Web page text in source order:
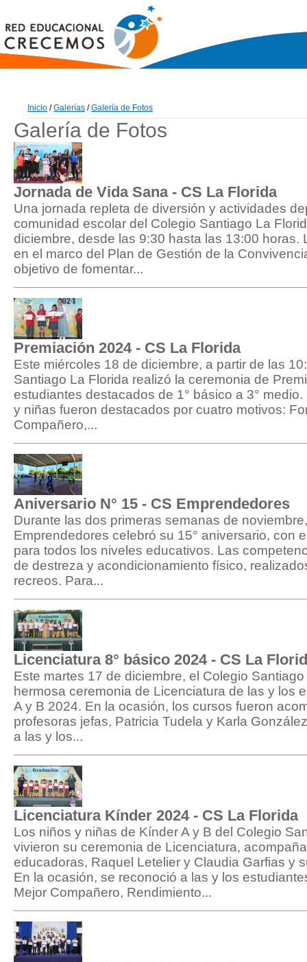
Inicio /Galerías /Galería de Fotos
Galería de Fotos
Jornada de Vida Sana - CS La Florida
Una jornada repleta de diversión y actividades
comunidad escolar del Colegio Santiago La
diciembre, desde las 9:30 hasta las 13:00 horas.
en el marco del Plan de Gestión de la
objetivo de fomentar...
Premiación 2024 - CS La Florida
Este miércoles 18 de diciembre, a partir de las
Santiago La Florida realizó la ceremonia de
estudiantes destacados de 1° básico a 3°
y niñas fueron destacados por cuatro motivos:
Compañero,...
Aniversario N° 15 - CS Emprendedores
Durante las dos primeras semanas de
Emprendedores celebró su 15° aniversario, con
para todos los niveles educativos. Las
de destreza y acondicionamiento físico,
recreos. Para...
Licenciatura 8° básico 2024 - CS La
Este martes 17 de diciembre, el Colegio
hermosa ceremonia de Licenciatura de las y los
A y B 2024. En la ocasión, los cursos fueron
profesoras jefas, Patricia Tudela y Karla
a las y los...
Licenciatura Kínder 2024 - CS La Florida
Los niños y niñas de Kínder A y B del Colegio
vivieron su ceremonia de Licenciatura,
educadoras, Raquel Letelier y Claudia Garfias y
En la ocasión, se reconoció a las y los
Mejor Compañero, Rendimiento...